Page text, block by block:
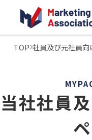
当社社員
TOP 社員及び元社員向